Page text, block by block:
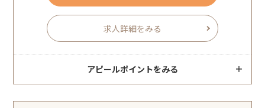
求人詳細をみる
アピールポイントをみる